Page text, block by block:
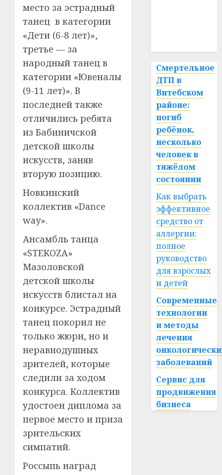
место за эстрадный
танец в категории
«Дети (6-8 лет)»,
третье — за
народный танец в
категории «Ювеналы
(9-11 лет)». В
последней также
отличились ребята
из Бабиничской
детской школы
искусств, заняв
вторую позицию.
Новкинский
коллектив «Dance
way».
Ансамбль танца
«STEKOZA»
Мазоловской
детской школы
искусств блистал на
конкурсе. Эстрадный
танец покорил не
только жюри, но и
неравнодушных
зрителей, которые
следили за ходом
конкурса. Коллектив
удостоен диплома за
первое место и приза
зрительских
симпатий.
Россыпь наград
Смертельное
ДТП в
Витебском
районе:
погиб
ребёнок,
несколько
человек в
тяжёлом
состоянии
Как выбрать
эффективное
средство от
аллергии:
полное
руководство
для взрослых
и детей
Современные
технологии
и методы
лечения
заболеваний
Сервис для
продвижения
бизнеса